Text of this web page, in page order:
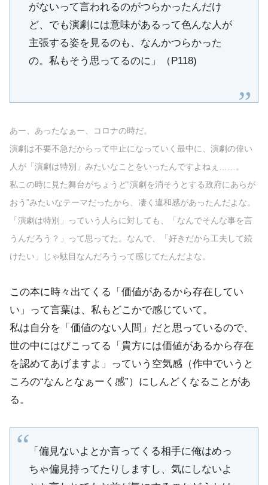
がないって言われるのがつらかったんだけ
ど、でも演劇には意味があるって色んな人が
主張する姿を見るのも、なんかつらかった
の。私もそう思ってるのに」（P118)
あー、あったなぁー、コロナの時だ。
演劇は不要不急だからって中止になっていく最中に、演劇の偉い
人が「演劇は特別」みたいなことをいったんですよねぇ……。
私この時に見た舞台がちょうど“演劇を消そうとする政府にあらが
おう”みたいなテーマだったから、凄く違和感があったんだよな。
「演劇は特別」っていう人らに対しても、「なんでそんな事を言
うんだろう？」って思ってた。なんで、「好きだから工夫して続
けたい」じゃ駄目なんだろうって感じてたんだよな。
この本に時々出てくる「価値があるから存在してい
い」って言葉は、私もどこかで感じていて。
私は自分を「価値のない人間」だと思っているので、
世の中にはびこってる「貴方には価値があるから存在
を認めてあげますよ」っていう空気感（作中でいうと
ころの“なんとなぁーく感”）にしんどくなることがあ
る。
「偏見ないよとか言ってくる相手に俺はめっ
ちゃ偏見持ってたりしますし、気にしないよ